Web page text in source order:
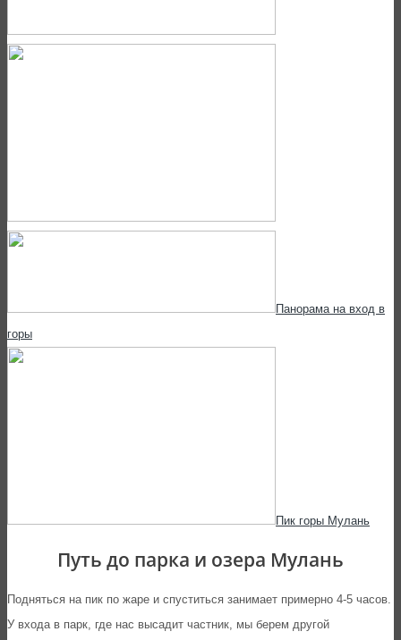
Панорама на вход в
горы
Пик горы Мулань
Путь до парка и озера Мулань
Подняться на пик по жаре и спуститься занимает примерно 4-5 часов.
У входа в парк, где нас высадит частник, мы берем другой